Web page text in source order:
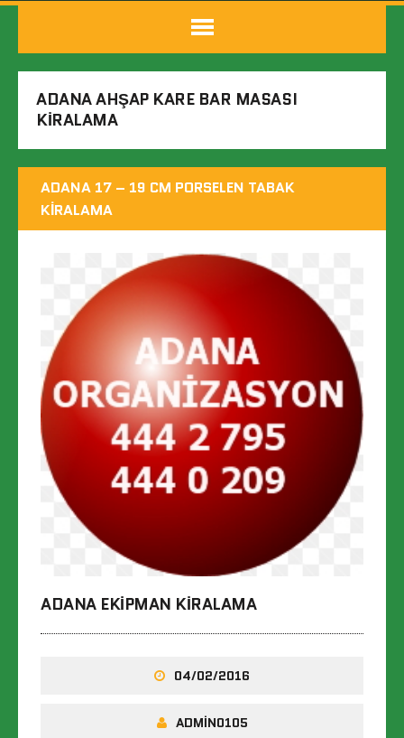
ADANA AHŞAP KARE BAR MASASI
KIRALAMA
ADANA 17 – 19 CM PORSELEN TABAK
KIRALAMA
ADANA EKIPMAN KIRALAMA
04/02/2016
ADMIN0105